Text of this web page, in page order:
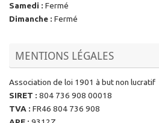
Samedi : Fermé
Dimanche : Fermé
MENTIONS LÉGALES
Association de loi 1901 à but non lucratif
SIRET : 804 736 908 00018
TVA : FR46 804 736 908